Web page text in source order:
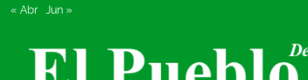
« Abr Jun »